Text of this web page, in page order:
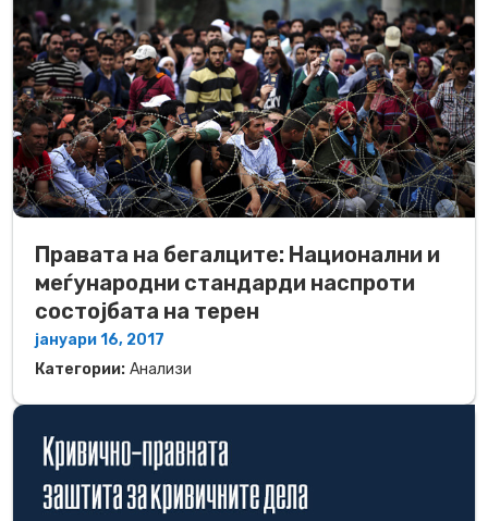
Правата на бегалците: Национални и
меѓународни стандарди наспроти
состојбата на терен
јануари 16, 2017
Категории: Анализи